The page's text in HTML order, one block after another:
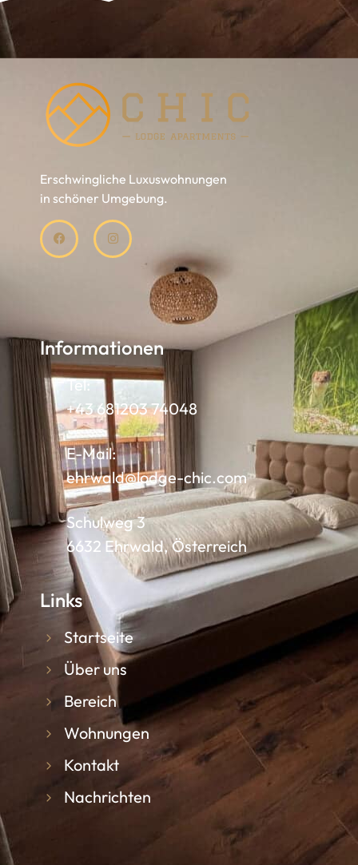
Erschwingliche Luxuswohnungen
in schöner Umgebung.
Informationen
Tel:
+43 681203 74048
E-Mail:
ehrwald@lodge-chic.com
Schulweg 3
6632 Ehrwald, Österreich
Links
Startseite
Über uns
Bereich
Wohnungen
Kontakt
Nachrichten